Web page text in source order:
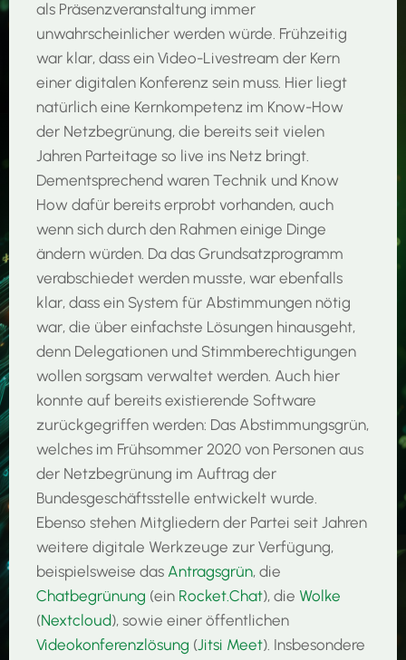
als Präsenzveranstaltung immer
unwahrscheinlicher werden würde. Frühzeitig
war klar, dass ein Video-Livestream der Kern
einer digitalen Konferenz sein muss. Hier liegt
natürlich eine Kernkompetenz im Know-How
der Netzbegrünung, die bereits seit vielen
Jahren Parteitage so live ins Netz bringt.
Dementsprechend waren Technik und Know
How dafür bereits erprobt vorhanden, auch
wenn sich durch den Rahmen einige Dinge
ändern würden. Da das Grundsatzprogramm
verabschiedet werden musste, war ebenfalls
klar, dass ein System für Abstimmungen nötig
war, die über einfachste Lösungen hinausgeht,
denn Delegationen und Stimmberechtigungen
wollen sorgsam verwaltet werden. Auch hier
konnte auf bereits existierende Software
zurückgegriffen werden: Das Abstimmungsgrün,
welches im Frühsommer 2020 von Personen aus
der Netzbegrünung im Auftrag der
Bundesgeschäftsstelle entwickelt wurde.
Ebenso stehen Mitgliedern der Partei seit Jahren
weitere digitale Werkzeuge zur Verfügung,
beispielsweise das Antragsgrün, die
Chatbegrünung (ein Rocket.Chat), die Wolke
(Nextcloud), sowie einer öffentlichen
Videokonferenzlösung (Jitsi Meet). Insbesondere